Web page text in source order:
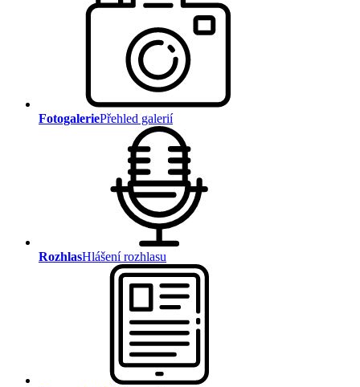
FotogaleriePřehled galerií
RozhlasHlášení rozhlasu